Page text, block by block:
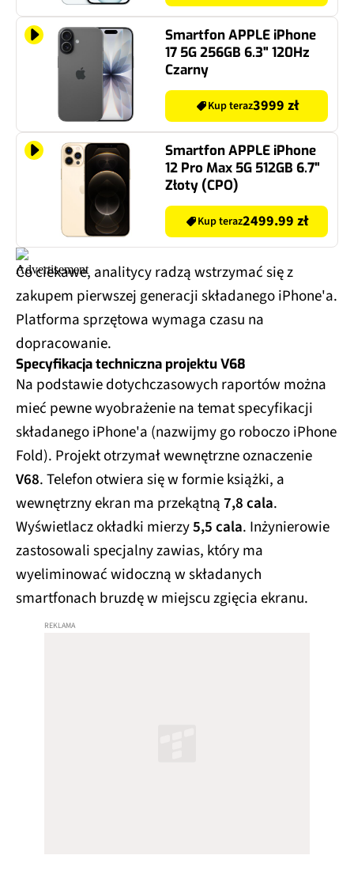
Smartfon APPLE iPhone
17 5G 256GB 6.3" 120Hz
Czarny
Kup teraz3999 zł
Smartfon APPLE iPhone
12 Pro Max 5G 512GB 6.7"
Złoty (CPO)
Kup teraz2499.99 zł
Co ciekawe, analitycy radzą wstrzymać się z
zakupem pierwszej generacji składanego iPhone'a.
Platforma sprzętowa wymaga czasu na
dopracowanie.
Specyfikacja techniczna projektu V68
Na podstawie dotychczasowych raportów można
mieć pewne wyobrażenie na temat specyfikacji
składanego iPhone'a (nazwijmy go roboczo iPhone
Fold). Projekt otrzymał wewnętrzne oznaczenie
V68. Telefon otwiera się w formie książki, a
wewnętrzny ekran ma przekątną7,8 cala.
Wyświetlacz okładki mierzy5,5 cala. Inżynierowie
zastosowali specjalny zawias, który ma
wyeliminować widoczną w składanych
smartfonach bruzdę w miejscu zgięcia ekranu.